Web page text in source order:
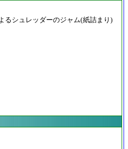
るシュレッダーのジャム(紙詰まり)